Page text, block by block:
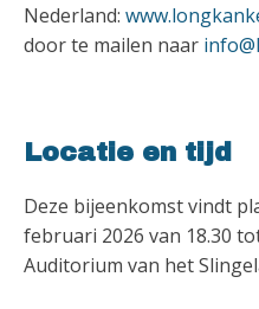
Nederland:
door te mailen naar
Locatie en tijd
Deze bijeenkomst vindt
februari 2026 van 18.30
Auditorium van het